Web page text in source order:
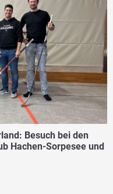
Besuch bei den
Hachen-Sorpesee und